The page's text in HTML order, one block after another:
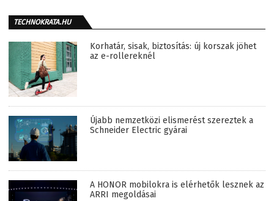
TECHNOKRATA.HU
Korhatár, sisak, biztosítás: új korszak jöhet
az e-rollereknél
Újabb nemzetközi elismerést szereztek a
Schneider Electric gyárai
A HONOR mobilokra is elérhetők lesznek az
ARRI megoldásai